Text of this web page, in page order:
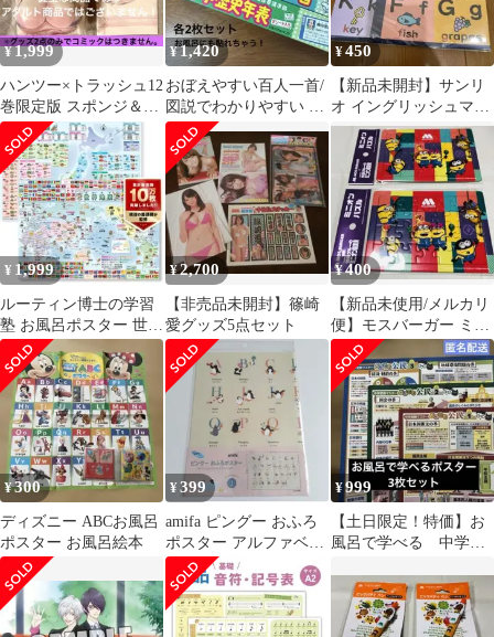
¥1,999
ハンツー×トラッシュ12
巻限定版 スポンジ＆お
風呂ポスター グッズ
のみ【新品】
¥1,420
おぼえやすい百人一首/
図説でわかりやすい 小
学歴史年表 ポスター2
セット
¥450
【新品未開封】サンリ
オ イングリッシュマス
ター お風呂ポスター ア
ルファベット
¥ 1,999
ルーティン博士の学習
塾 お風呂ポスター 世界
地図 日本地図 2枚セッ
ト
¥2,700
【非売品未開封】篠崎
愛グッズ5点セット
¥400
【新品未使用/メルカリ
便】モスバーガー ミニ
オンパズル 2個セット
¥300
ディズニー ABCお風呂
ポスター お風呂絵本
¥399
amifa ピングー おふろ
ポスター アルファベッ
トひょう 英語 知育
¥999
【土日限定！特価】お
風呂で学べる 中学受
民 3枚セット